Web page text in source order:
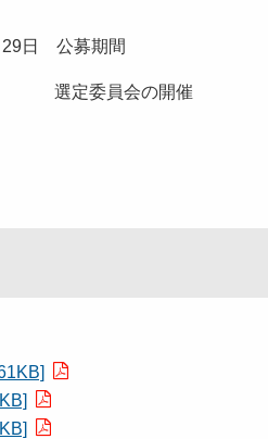
日 公募期間
定委員会の開催